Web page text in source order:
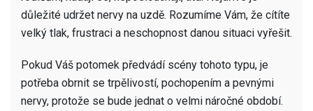
důležité udržet nervy na uzdě. Rozumíme Vám, že cítíte
velký tlak, frustraci a neschopnost danou situaci vyřešit.
Pokud Váš potomek předvádí scény tohoto typu, je
potřeba obrnit se trpělivostí, pochopením a pevnými
nervy, protože se bude jednat o velmi náročné období.